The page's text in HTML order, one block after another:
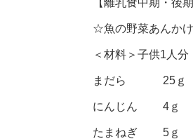
☆魚の野菜あんか
＜材料＞子供1人分
まだら 25ｇ
にんじん 4ｇ
たまねぎ 5ｇ